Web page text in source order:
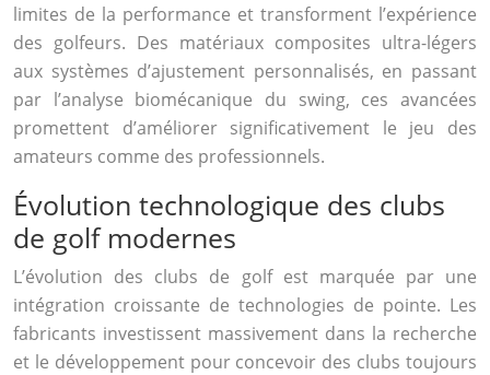
limites de la performance et transforment l’expérience
des golfeurs. Des matériaux composites ultra-légers
aux systèmes d’ajustement personnalisés, en passant
par l’analyse biomécanique du swing, ces avancées
promettent d’améliorer significativement le jeu des
amateurs comme des professionnels.
Évolution technologique des clubs
de golf modernes
L’évolution des clubs de golf est marquée par une
intégration croissante de technologies de pointe. Les
fabricants investissent massivement dans la recherche
et le développement pour concevoir des clubs toujours